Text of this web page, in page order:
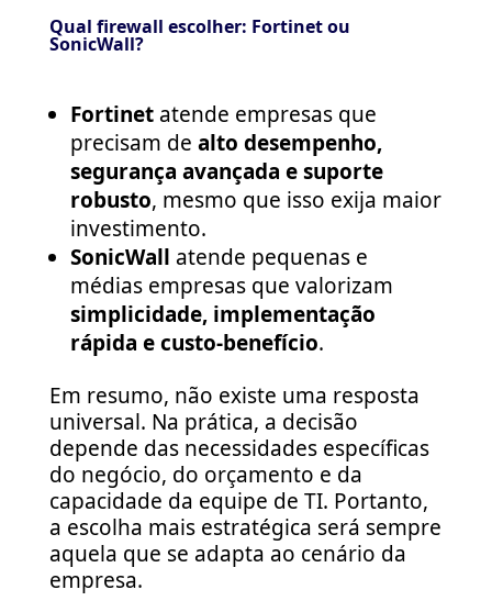
Qual firewall escolher: Fortinet ou
SonicWall?
Fortinetatende empresas que
precisam de alto desempenho,
segurança avançada e suporte
robusto, mesmo que isso exija maior
investimento.
SonicWall atende pequenas e
médias empresas que valorizam
simplicidade, implementação
rápida e custo-benefício.
Em resumo, não existe uma resposta
universal. Na prática, a decisão
depende das necessidades específicas
do negócio, do orçamento e da
capacidade da equipe de TI. Portanto,
a escolha mais estratégica será sempre
aquela que se adapta ao cenário da
empresa.